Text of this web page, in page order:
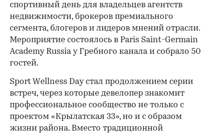
спортивный день для владельцев агентств
недвижимости, брокеров премиального
сегмента, блогеров и лидеров мнений отрасли.
Мероприятие состоялось в Paris Saint-Germain
Academy Russia у Гребного канала и собрало 50
гостей.
Sport Wellness Day стал продолжением серии
встреч, через которые девелопер знакомит
профессиональное сообщество не только с
проектом «Крылатская 33», но и с образом
жизни района. Вместо традиционной